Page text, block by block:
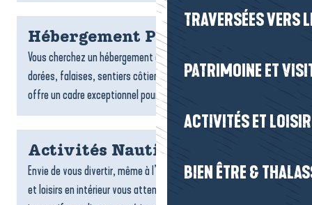
TRAVERSÉES VERS
PATRIMOINE ET
ACTIVITÉS ET
BIEN ÊTRE &
Hébergement Pénestin
Vous cherchez un hébergement à Pénestin ? Entre plages
dorées, falaises, sentiers côtiers et estuaire, la commune
offre un cadre exceptionnel pour un séjour tourné vers la...
Activités Nautiques
Envie de vous divertir, même à l’abri ? De nombreuses activités
et loisirs en intérieur vous attendent : jeux, sports, espaces